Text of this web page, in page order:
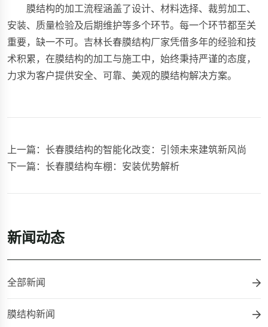
膜结构的加工流程涵盖了设计、材料选择、裁剪加工、
安装、质量检验及后期维护等多个环节。每一个环节都至关
重要，缺一不可。吉林长春膜结构厂家凭借多年的经验和技
术积累，在膜结构的加工与施工中，始终秉持严谨的态度，
力求为客户提供安全、可靠、美观的膜结构解决方案。
上一篇： 长春膜结构的智能化改变：引领未来建筑新风尚
下一篇： 长春膜结构车棚：安装优势解析
新闻动态
全部新闻
膜结构新闻